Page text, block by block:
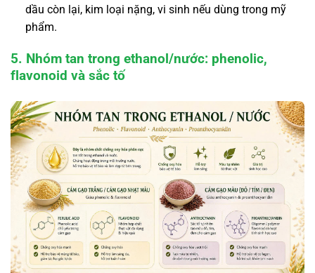
dầu còn lại, kim loại nặng, vi sinh nếu dùng trong mỹ
phẩm.
5. Nhóm tan trong ethanol/nước: phenolic,
flavonoid và sắc tố